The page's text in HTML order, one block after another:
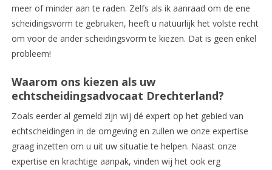
meer of minder aan te raden. Zelfs als ik aanraad om de ene
scheidingsvorm te gebruiken, heeft u natuurlijk het volste recht
om voor de ander scheidingsvorm te kiezen. Dat is geen enkel
probleem!
Waarom ons kiezen als uw
echtscheidingsadvocaat Drechterland?
Zoals eerder al gemeld zijn wij dé expert op het gebied van
echtscheidingen in de omgeving en zullen we onze expertise
graag inzetten om u uit uw situatie te helpen. Naast onze
expertise en krachtige aanpak, vinden wij het ook erg